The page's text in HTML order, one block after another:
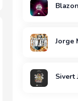
Jorge
Sivert